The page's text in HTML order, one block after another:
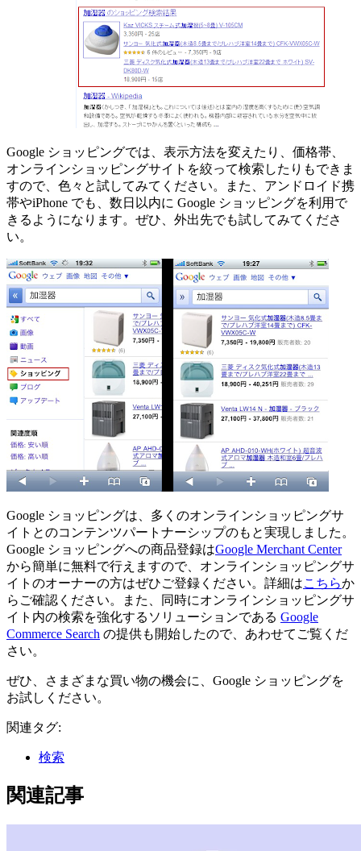
Google ショッピングでは、表示方法を変えたり、価格帯、
オンラインショッピングサイトを絞って検索したりもできま
すので、色々と試してみてください。また、アンドロイド携
帯やiPhone でも、数日以内に Google ショッピングを利用で
きるようになります。ぜひ、外出先でも試してみてくださ
い。
Google ショッピングは、多くのオンラインショッピングサ
イトとのコンテンツパートナーシップのもと実現しました。
Google ショッピングへの商品登録はGoogle Merchant Center
から簡単に無料で行えますので、オンラインショッピングサ
イトのオーナーの方はぜひご登録ください。詳細はこちらか
らご確認ください。また、同時にオンラインショッピングサ
イト内の検索を強化するソリューションである Google
Commerce Search の提供も開始したので、あわせてご覧くだ
さい。
ぜひ、さまざまな買い物の機会に、Google ショッピングを
お試しください。
関連タグ:
検索
関連記事